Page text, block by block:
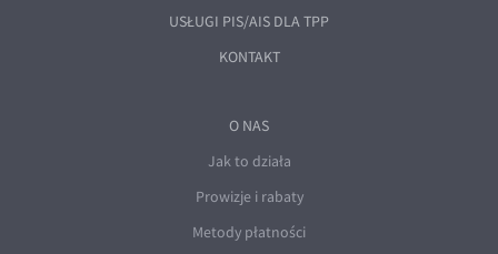
USŁUGI PIS/AIS DLA TPP
KONTAKT
O NAS
Jak to działa
Prowizje i rabaty
Metody płatności